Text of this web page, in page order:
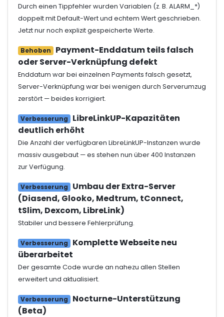
Durch einen Tippfehler wurden Variablen (z. B. ALARM_*)
doppelt mit Default-Wert und echtem Wert geschrieben.
Jetzt nur noch explizit gespeicherte Werte.
Behoben
Payment-Enddatum teils falsch
oder Server-Verknüpfung defekt
Enddatum war bei einzelnen Payments falsch gesetzt,
Server-Verknüpfung war bei wenigen durch Serverumzug
zerstört — beides korrigiert.
Verbesserung
LibreLinkUP-Kapazitäten
deutlich erhöht
Die Anzahl der verfügbaren LibreLinkUP-Instanzen wurde
massiv ausgebaut — es stehen nun über 400 Instanzen
zur Verfügung.
Verbesserung
Umbau der Extra-Server
(Diasend, Glooko, Medtrum, tConnect,
tSlim, Dexcom, LibreLink)
Stabiler und bessere Fehlerprüfung.
Verbesserung
Komplette Webseite neu
überarbeitet
Der gesamte Code wurde an nahezu allen Stellen
erweitert und aktualisiert.
Verbesserung
Nocturne-Unterstützung
(Beta)